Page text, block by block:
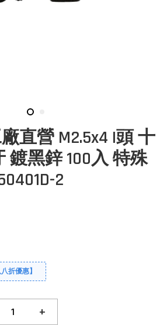
直營 M2.5x4 I頭 十
鍍黑鋅 100入 特殊
2
折優惠】
+